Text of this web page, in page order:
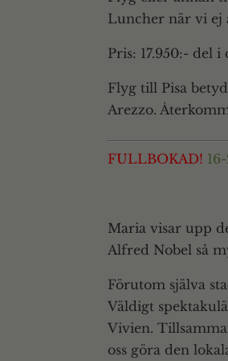
Luncher när vi ej
Pris: 17.950:- del
Flyg till Pisa
Arezzo.
FULLBOKAD!
Maria visar upp
Alfred Nobel så
Förutom själva
Väldigt
Vivien.
oss göra den